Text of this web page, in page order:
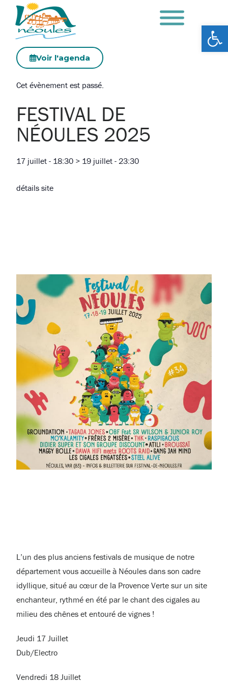
Voir l'agenda
Cet évènement est passé.
FESTIVAL DE
NÉOULES 2025
17 juillet - 18:30 > 19 juillet -23:30
détails site
L’un des plus anciens festivals de musique de notre
département vous accueille à Néoules dans son cadre
idyllique, situé au cœur de la Provence Verte sur un site
enchanteur, rythmé en été par le chant des cigales au
milieu des chênes et entouré de vignes !
Jeudi 17 Juillet
Dub/Electro
Vendredi 18 Juillet